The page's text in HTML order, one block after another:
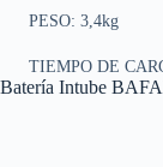
PESO: 3,4kg
TIEMPO DE
Batería Intube